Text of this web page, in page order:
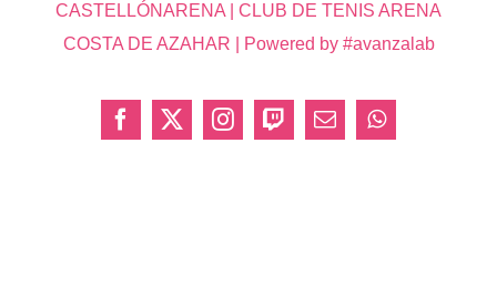
CASTELLÓNARENA | CLUB DE TENIS ARENA
COSTA DE AZAHAR | Powered by #avanzalab
Facebook
X InstagramTwitchCorreoWhatsApp